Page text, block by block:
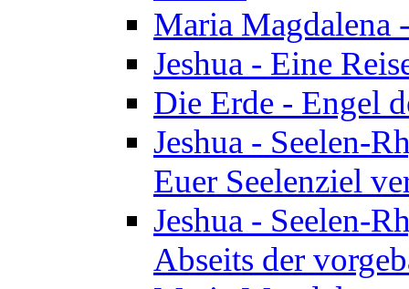
Maria Magdalena
Jeshua - Eine
Die Erde - Engel
Jeshua - Seelen-
Euer Seelenziel
Jeshua - Seelen-
Abseits der